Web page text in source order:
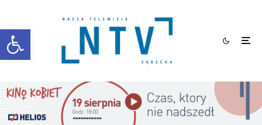
Otwórz pasek narzędzi